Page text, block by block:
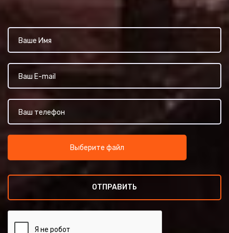
Выберите файл
ОТПРАВИТЬ